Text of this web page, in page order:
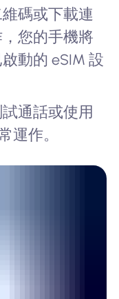
碼或下載連
您的手機將
動的 eSIM 設
通話或使用
運作。